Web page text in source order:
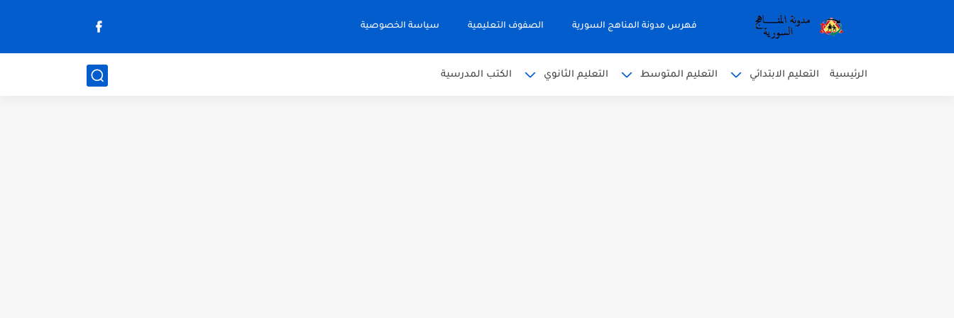
فهرس مدونة المناهج السورية الصفوف التعليمية سياسة الخصوصية
الرئيسية التعليم الابتدائي التعليم المتوسط التعليم الثانوي الكتب المدرسية